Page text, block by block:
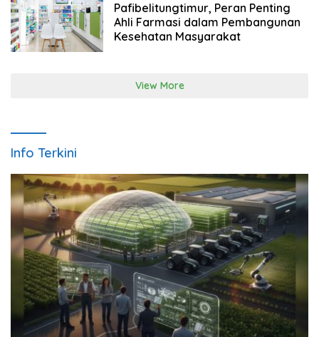
Pafibelitungtimur, Peran Penting
Ahli Farmasi dalam Pembangunan
Kesehatan Masyarakat
View More
Info Terkini